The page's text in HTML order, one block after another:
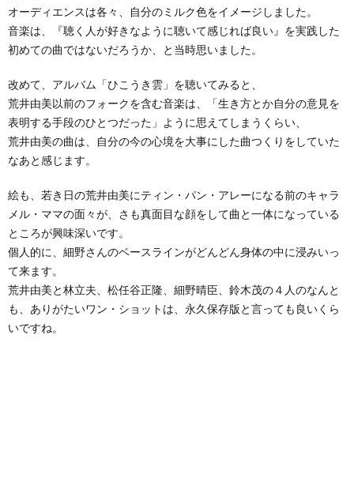
オーディエンスは各々、自分のミルク色をイメージしました。
音楽は、『聴く人が好きなように聴いて感じれば良い』を実践した
初めての曲ではないだろうか、と当時思いました。
改めて、アルバム「ひこうき雲」を聴いてみると、
荒井由美以前のフォークを含む音楽は、「生き方とか自分の意見を
表明する手段のひとつだった」ように思えてしまうくらい、
荒井由美の曲は、自分の今の心境を大事にした曲つくりをしていた
なあと感じます。
絵も、若き日の荒井由美にティン・パン・アレーになる前のキャラ
メル・ママの面々が、さも真面目な顔をして曲と一体になっている
ところが興味深いです。
個人的に、細野さんのベースラインがどんどん身体の中に浸みいっ
て来ます。
荒井由美と林立夫、松任谷正隆、細野晴臣、鈴木茂の４人のなんと
も、ありがたいワン・ショットは、永久保存版と言っても良いくら
いですね。